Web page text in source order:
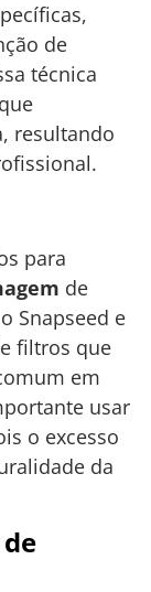
de
técnica
resultando
para
de
Snapseed e
filtros que
em
usar
o excesso
da